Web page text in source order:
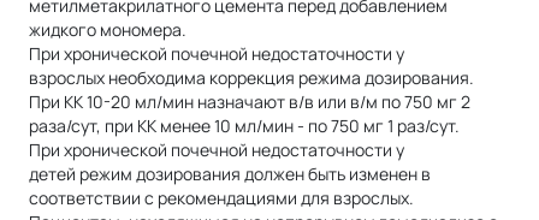
метилметакрилатного цемента перед добавлением
жидкого мономера.
При хронической почечной недостаточности у
взрослых необходима коррекция режима дозирования.
При КК 10-20 мл/мин назначают в/в или в/м по 750 мг 2
раза/сут, при КК менее 10 мл/мин - по 750 мг 1 раз/сут.
При хронической почечной недостаточности у
детей режим дозирования должен быть изменен в
соответствии с рекомендациями для взрослых.